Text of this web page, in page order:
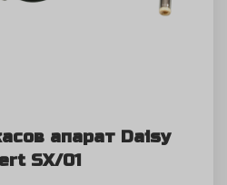
апарат Daisy
SX/01